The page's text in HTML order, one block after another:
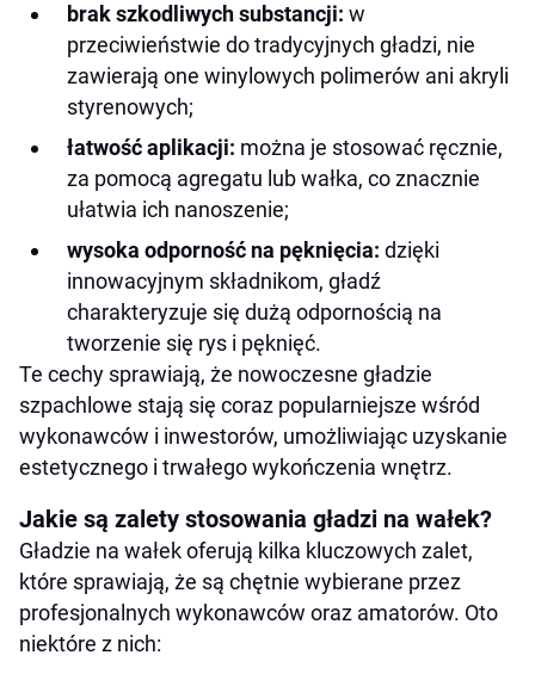
brak szkodliwych substancji: w
przeciwieństwie do tradycyjnych gładzi, nie
zawierają one winylowych polimerów ani akryli
styrenowych;
łatwość aplikacji: można je stosować ręcznie,
za pomocą agregatu lub wałka, co znacznie
ułatwia ich nanoszenie;
wysoka odporność na pęknięcia: dzięki
innowacyjnym składnikom, gładź
charakteryzuje się dużą odpornością na
tworzenie się rys i pęknięć.
Te cechy sprawiają, że nowoczesne gładzie
szpachlowe stają się coraz popularniejsze wśród
wykonawców i inwestorów, umożliwiając uzyskanie
estetycznego i trwałego wykończenia wnętrz.
Jakie są zalety stosowania gładzi na wałek?
Gładzie na wałek oferują kilka kluczowych zalet,
które sprawiają, że są chętnie wybierane przez
profesjonalnych wykonawców oraz amatorów. Oto
niektóre z nich: